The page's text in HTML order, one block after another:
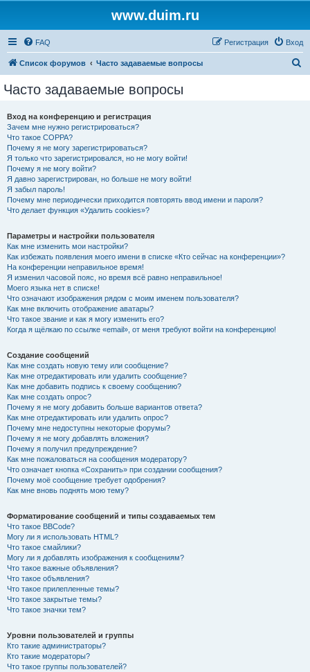
www.duim.ru
FAQ Вход
Регистрация
Список форумов Часто задаваемые вопросы
Часто задаваемые вопросы
Вход на конференцию и регистрация
Зачем мне нужно регистрироваться?
Что такое COPPA?
Почему я не могу зарегистрироваться?
Я только что зарегистрировался, но не могу войти!
Почему я не могу войти?
Я давно зарегистрирован, но больше не могу войти!
Я забыл пароль!
Почему мне периодически приходится повторять ввод имени и пароля?
Что делает функция «Удалить cookies»?
Параметры и настройки пользователя
Как мне изменить мои настройки?
Как избежать появления моего имени в списке «Кто сейчас на конференции»?
На конференции неправильное время!
Я изменил часовой пояс, но время всё равно неправильное!
Моего языка нет в списке!
Что означают изображения рядом с моим именем пользователя?
Как мне включить отображение аватары?
Что такое звание и как я могу изменить его?
Когда я щёлкаю по ссылке «email», от меня требуют войти на конференцию!
Создание сообщений
Как мне создать новую тему или сообщение?
Как мне отредактировать или удалить сообщение?
Как мне добавить подпись к своему сообщению?
Как мне создать опрос?
Почему я не могу добавить больше вариантов ответа?
Как мне отредактировать или удалить опрос?
Почему мне недоступны некоторые форумы?
Почему я не могу добавлять вложения?
Почему я получил предупреждение?
Как мне пожаловаться на сообщения модератору?
Что означает кнопка «Сохранить» при создании сообщения?
Почему моё сообщение требует одобрения?
Как мне вновь поднять мою тему?
Форматирование сообщений и типы создаваемых тем
Что такое BBCode?
Могу ли я использовать HTML?
Что такое смайлики?
Могу ли я добавлять изображения к сообщениям?
Что такое важные объявления?
Что такое объявления?
Что такое прилепленные темы?
Что такое закрытые темы?
Что такое значки тем?
Уровни пользователей и группы
Кто такие администраторы?
Кто такие модераторы?
Что такое группы пользователей?